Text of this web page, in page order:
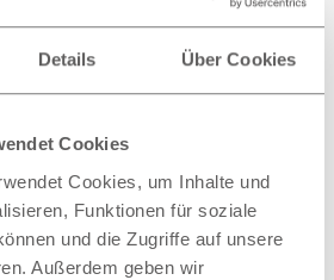
Details Über Cookies
Cookies
Cookies, um Inhalte und
Funktionen für soziale
und die Zugriffe auf unsere
Außerdem geben wir
Bettwaren
Nachttische